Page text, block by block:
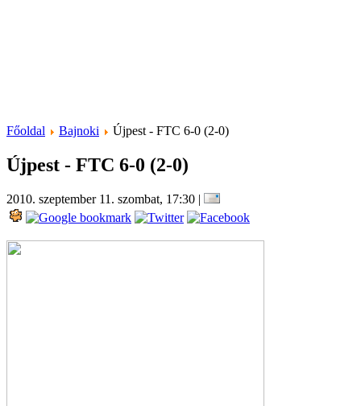
Főoldal Bajnoki Újpest - FTC 6-0 (2-0)
Újpest - FTC 6-0 (2-0)
2010. szeptember 11. szombat, 17:30 |